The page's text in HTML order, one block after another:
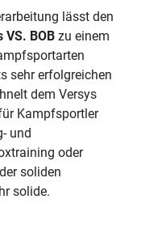
lässt den
VS. BOB zu einem
sehr erfolgreichen
dem Versys
Kampfsportler
und
oder
soliden
solide.